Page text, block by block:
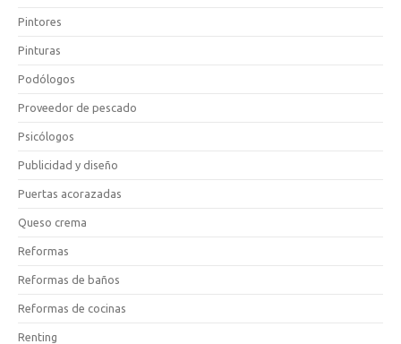
Pintores
Pinturas
Podólogos
Proveedor de pescado
Psicólogos
Publicidad y diseño
Puertas acorazadas
Queso crema
Reformas
Reformas de baños
Reformas de cocinas
Renting